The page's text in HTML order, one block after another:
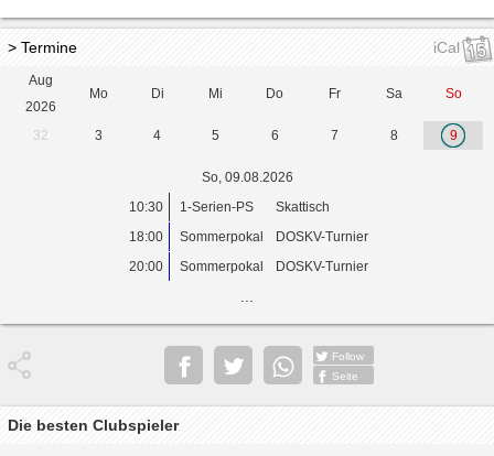
> Termine iCal
Aug
2026
Mo Di Mi Do Fr Sa So
32 3 4 5 6 7 8 9
So, 09.08.2026
10:30
1-Serien-PS
Skattisch
18:00
Sommerpokal
DOSKV-Turnier
20:00
Sommerpokal DOSKV-Turnier
Follow
Seite
Die besten Clubspieler